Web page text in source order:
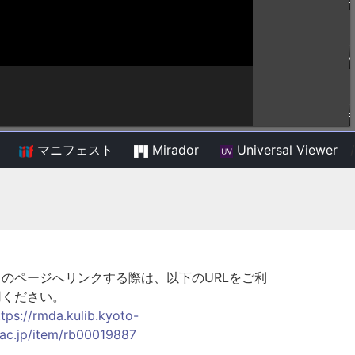
マニフェスト Mirador Universal Viewer
ページへリンクする際は、以下のURLをご利
ださい。
rmda.kulib.kyoto-
item/rb00019887